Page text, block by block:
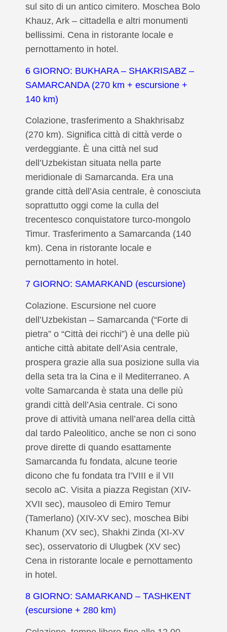
sul sito di un antico cimitero. Moschea Bolo
Khauz, Ark – cittadella e altri monumenti
bellissimi. Cena in ristorante locale e
pernottamento in hotel.
6 GIORNO: BUKHARA – SHAKRISABZ –
SAMARCANDA (270 km + escursione +
140 km)
Colazione, trasferimento a Shakhrisabz
(270 km). Significa città di città verde o
verdeggiante. È una città nel sud
dell’Uzbekistan situata nella parte
meridionale di Samarcanda. Era una
grande città dell’Asia centrale, è conosciuta
soprattutto oggi come la culla del
trecentesco conquistatore turco-mongolo
Timur. Trasferimento a Samarcanda (140
km). Cena in ristorante locale e
pernottamento in hotel.
7 GIORNO: SAMARKAND (escursione)
Colazione. Escursione nel cuore
dell’Uzbekistan – Samarcanda (“Forte di
pietra” o “Città dei ricchi”) è una delle più
antiche città abitate dell’Asia centrale,
prospera grazie alla sua posizione sulla via
della seta tra la Cina e il Mediterraneo. A
volte Samarcanda è stata una delle più
grandi città dell’Asia centrale. Ci sono
prove di attività umana nell’area della città
dal tardo Paleolitico, anche se non ci sono
prove dirette di quando esattamente
Samarcanda fu fondata, alcune teorie
dicono che fu fondata tra l’VIII e il VII
secolo aC. Visita a piazza Registan (XIV-
XVII sec), mausoleo di Emiro Temur
(Tamerlano) (XIV-XV sec), moschea Bibi
Khanum (XV sec), Shakhi Zinda (XI-XV
sec), osservatorio di Ulugbek (XV sec)
Cena in ristorante locale e pernottamento
in hotel.
8 GIORNO: SAMARKAND – TASHKENT
(escursione + 280 km)